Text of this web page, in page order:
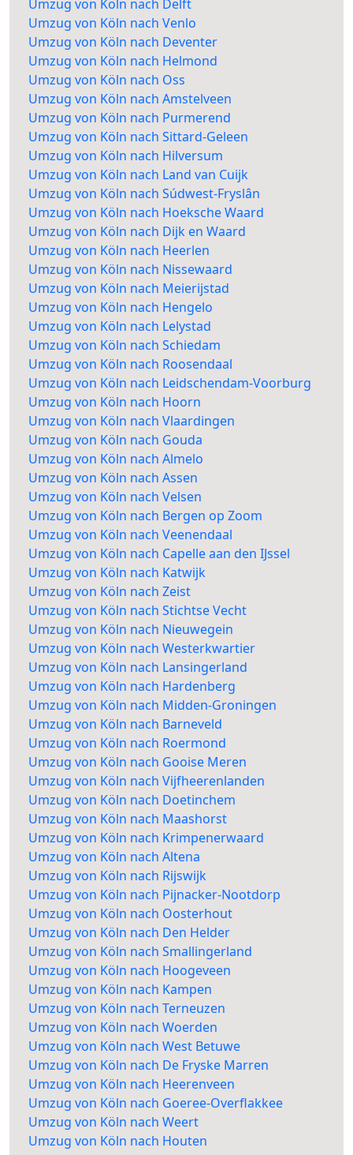
Umzug von Köln nach Delft
Umzug von Köln nach Venlo
Umzug von Köln nach Deventer
Umzug von Köln nach Helmond
Umzug von Köln nach Oss
Umzug von Köln nach Amstelveen
Umzug von Köln nach Purmerend
Umzug von Köln nach Sittard-Geleen
Umzug von Köln nach Hilversum
Umzug von Köln nach Land van Cuijk
Umzug von Köln nach Súdwest-Fryslân
Umzug von Köln nach Hoeksche Waard
Umzug von Köln nach Dijk en Waard
Umzug von Köln nach Heerlen
Umzug von Köln nach Nissewaard
Umzug von Köln nach Meierijstad
Umzug von Köln nach Hengelo
Umzug von Köln nach Lelystad
Umzug von Köln nach Schiedam
Umzug von Köln nach Roosendaal
Umzug von Köln nach Leidschendam-Voorburg
Umzug von Köln nach Hoorn
Umzug von Köln nach Vlaardingen
Umzug von Köln nach Gouda
Umzug von Köln nach Almelo
Umzug von Köln nach Assen
Umzug von Köln nach Velsen
Umzug von Köln nach Bergen op Zoom
Umzug von Köln nach Veenendaal
Umzug von Köln nach Capelle aan den IJssel
Umzug von Köln nach Katwijk
Umzug von Köln nach Zeist
Umzug von Köln nach Stichtse Vecht
Umzug von Köln nach Nieuwegein
Umzug von Köln nach Westerkwartier
Umzug von Köln nach Lansingerland
Umzug von Köln nach Hardenberg
Umzug von Köln nach Midden-Groningen
Umzug von Köln nach Barneveld
Umzug von Köln nach Roermond
Umzug von Köln nach Gooise Meren
Umzug von Köln nach Vijfheerenlanden
Umzug von Köln nach Doetinchem
Umzug von Köln nach Maashorst
Umzug von Köln nach Krimpenerwaard
Umzug von Köln nach Altena
Umzug von Köln nach Rijswijk
Umzug von Köln nach Pijnacker-Nootdorp
Umzug von Köln nach Oosterhout
Umzug von Köln nach Den Helder
Umzug von Köln nach Smallingerland
Umzug von Köln nach Hoogeveen
Umzug von Köln nach Kampen
Umzug von Köln nach Terneuzen
Umzug von Köln nach Woerden
Umzug von Köln nach West Betuwe
Umzug von Köln nach De Fryske Marren
Umzug von Köln nach Heerenveen
Umzug von Köln nach Goeree-Overflakkee
Umzug von Köln nach Weert
Umzug von Köln nach Houten